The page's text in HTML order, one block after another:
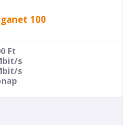
100
Ft
s
s